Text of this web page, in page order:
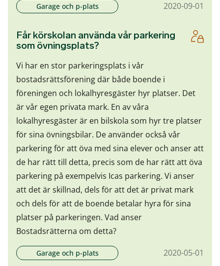
Garage och p-plats 2020-09-01
Får körskolan använda vår parkering
som övningsplats?
Vi har en stor parkeringsplats i vår
bostadsrättsförening där både boende i
föreningen och lokalhyresgäster hyr platser. Det
är vår egen privata mark. En av våra
lokalhyresgäster är en bilskola som hyr tre platser
för sina övningsbilar. De använder också vår
parkering för att öva med sina elever och anser att
de har rätt till detta, precis som de har rätt att öva
parkering på exempelvis Icas parkering. Vi anser
att det är skillnad, dels för att det är privat mark
och dels för att de boende betalar hyra för sina
platser på parkeringen. Vad anser
Bostadsrätterna om detta?
Garage och p-plats 2020-05-01